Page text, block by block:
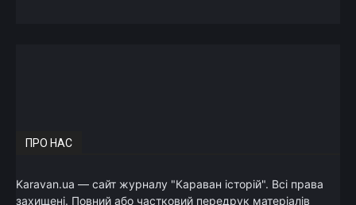
ПРО НАС
Karavan.ua — сайт журналу "Караван історій". Всі права
захищені. Повний або частковий передрук матеріалів